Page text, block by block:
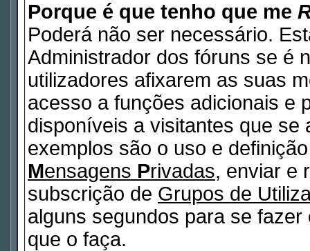
Porque é que tenho que me
Poderá não ser necessário.
Administrador dos fóruns se é
utilizadores afixarem as suas
acesso a funções adicionais e
disponíveis a visitantes que se
exemplos são o uso e
Mensagens Privadas, enviar e
subscrição de Grupos de
alguns segundos para se
que o faça.